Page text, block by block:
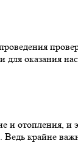
оказания
и отопления, и
крайне